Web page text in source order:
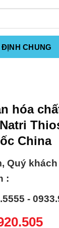
CHUNG
hóa
China
Quý
:
-